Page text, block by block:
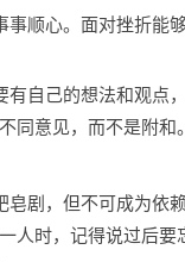
事顺心。面对挫折能
自己的想法和观点
同意见，而不是附和。
皂剧，但不可成为依
人时，记得说过后要